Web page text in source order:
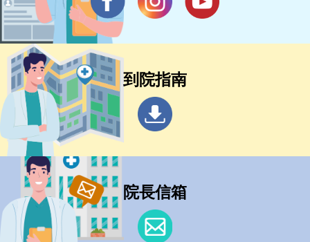
到院指南
院長信箱